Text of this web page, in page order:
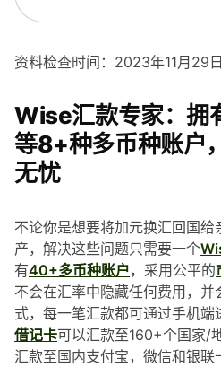
资料检查时间：2023年11月29日
Wise汇款专家：拥
等8+种多币种账户
无忧
不论你是想要将加元换汇回国
产，解决这些问题只需要一个
有40+多币种账户，采用公平的
不会在汇率中隐藏任何费用，
式，每一笔汇款都可通过手机端
借记卡可以汇款至160+个国家/
汇款至国内支付宝，微信和银联